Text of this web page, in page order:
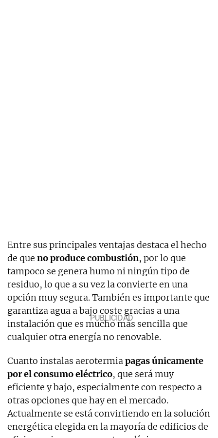
Entre sus principales ventajas destaca el hecho
de que no produce combustión, por lo que
tampoco se genera humo ni ningún tipo de
residuo, lo que a su vez la convierte en una
opción muy segura. También es importante que
garantiza agua a bajo coste gracias a una
instalación que es mucho más sencilla que
cualquier otra energía no renovable.
Cuanto instalas aerotermiapagas únicamente
por el consumo eléctrico, que será muy
eficiente y bajo, especialmente con respecto a
otras opciones que hay en el mercado.
Actualmente se está convirtiendo en la solución
energética elegida en la mayoría de edificios de